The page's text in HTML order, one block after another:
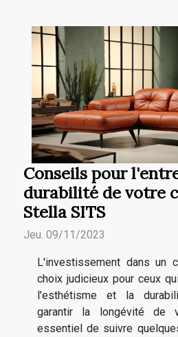
Conseils pour
durabilité de votre
Stella SITS
Jeu. 09/11/2023
L'investissement dans un
choix judicieux pour ceux
l'esthétisme et la
garantir la longévité de
essentiel de suivre